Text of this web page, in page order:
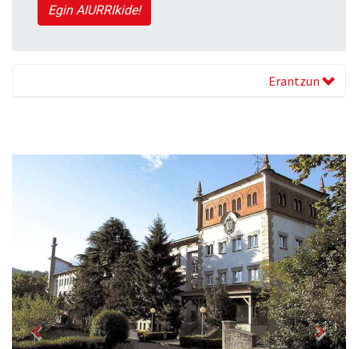
Egin AIURRIkide!
Erantzun
Previous Next